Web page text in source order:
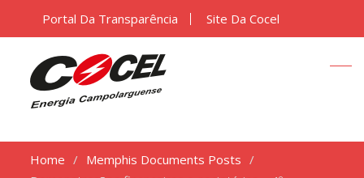
Portal Da Transparência Site Da Cocel
Home
Memphis Documents Posts